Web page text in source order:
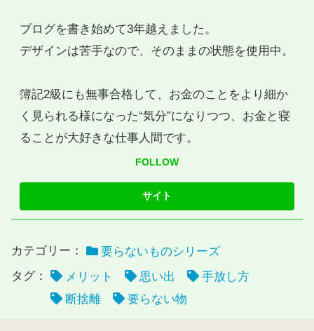
ブログを書き始めて3年越えました。
デザインは苦手なので、そのままの状態を使用中。
簿記2級にも無事合格して、お金のことをより細か
く見られる様になった“気分”になりつつ、お金と寝
ることが大好きな仕事人間です。
FOLLOW
カテゴリー：
要らないものシリーズ
タグ：
メリット 思い出
手放し方
断捨離
要らない物